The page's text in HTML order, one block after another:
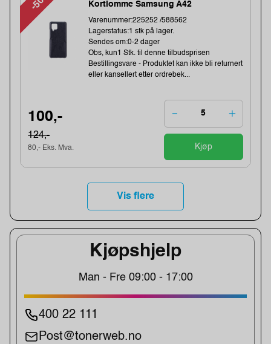
Kjøpshjelp
Man - Fre 09:00 - 17:00
400 22 111
Post@tonerweb.no
Kortlomme Samsung A42
Varenummer:225252 /588562
Lagerstatus:1 stk på lager.
Sendes om:0-2 dager
Obs, kun1 Stk. til denne tilbudsprisen
Bestillingsvare - Produktet kan ikke bli returnert
eller kansellert etter ordrebek...
100,-
124,-
80,- Eks. Mva. Kjøp
Vis flere